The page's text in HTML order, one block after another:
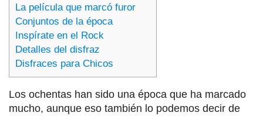
La película que marcó furor
Conjuntos de la época
Inspírate en el Rock
Detalles del disfraz
Disfraces para Chicos
Los ochentas han sido una época que ha marcado
mucho, aunque eso también lo podemos decir de